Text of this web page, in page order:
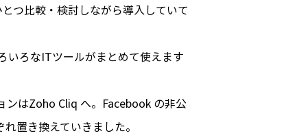
つ比較・検討しながら導入していて
いろなITツールがまとめて使えます
ンはZoho Cliq へ。Facebook の非公
置き換えていきました。